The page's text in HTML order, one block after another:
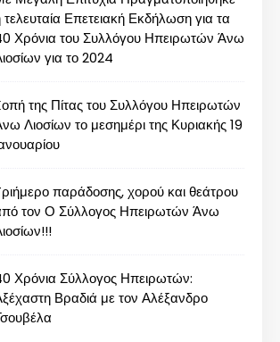
τελευταία Επετειακή Εκδήλωση για τα
Χρόνια του Συλλόγου Ηπειρωτών Άνω
για το 2024
της Πίτας του Συλλόγου Ηπειρωτών
Λιοσίων το μεσημέρι της Κυριακής 19
παράδοσης, χορού και θεάτρου
τον Ο Σύλλογος Ηπειρωτών Άνω
Χρόνια Σύλλογος Ηπειρωτών:
Βραδιά με τον Αλέξανδρο